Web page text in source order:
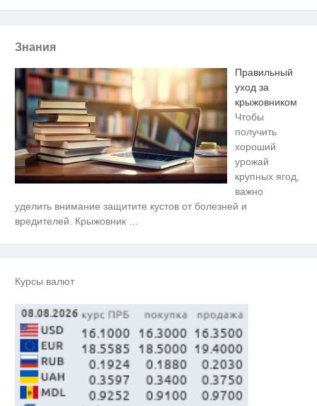
Знания
Правильный
уход за
крыжовником
Чтобы
получить
хороший
урожай
крупных ягод,
важно
уделить внимание защитите кустов от болезней и
вредителей. Крыжовник
Курсы валют
а смеяться вы будете долго
i
Скрытая камера на пляже